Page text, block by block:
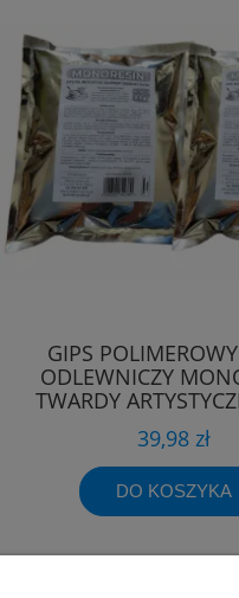
GIPS
ODLEWNICZY
TWARDY
39,98 zł
DO KOSZYKA